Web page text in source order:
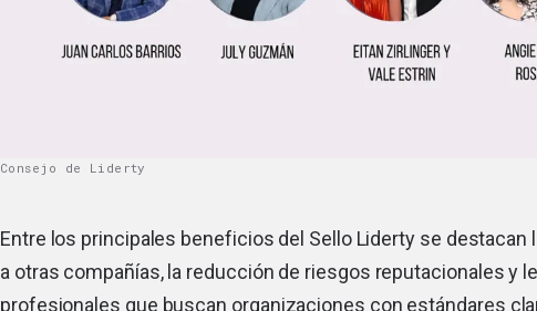
Consejo de Liderty
Entre los principales beneficios del Sello Liderty se
a otras compañías, la reducción de riesgos reputacionales y
profesionales que buscan organizaciones con estándares